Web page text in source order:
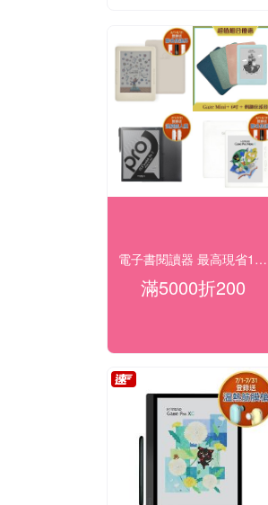
電子書閱讀器 最高現省1000
滿5000折200